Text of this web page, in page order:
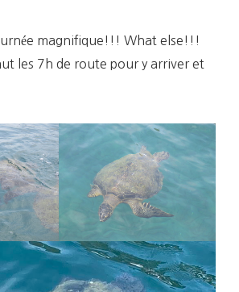
magnifique!!! What else!!!
les 7h de route pour y arriver et